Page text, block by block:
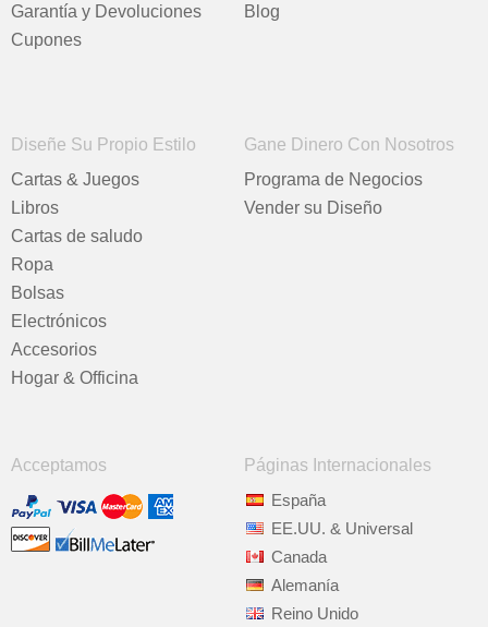
Garantía y Devoluciones
Cupones
Blog
Diseñe Su Propio Estilo
Cartas & Juegos
Libros
Cartas de saludo
Ropa
Bolsas
Electrónicos
Accesorios
Hogar & Officina
Gane Dinero Con Nosotros
Programa de Negocios
Vender su Diseño
Acceptamos
Páginas Internacionales
España
EE.UU. & Universal
Canada
Alemanía
Reino Unido